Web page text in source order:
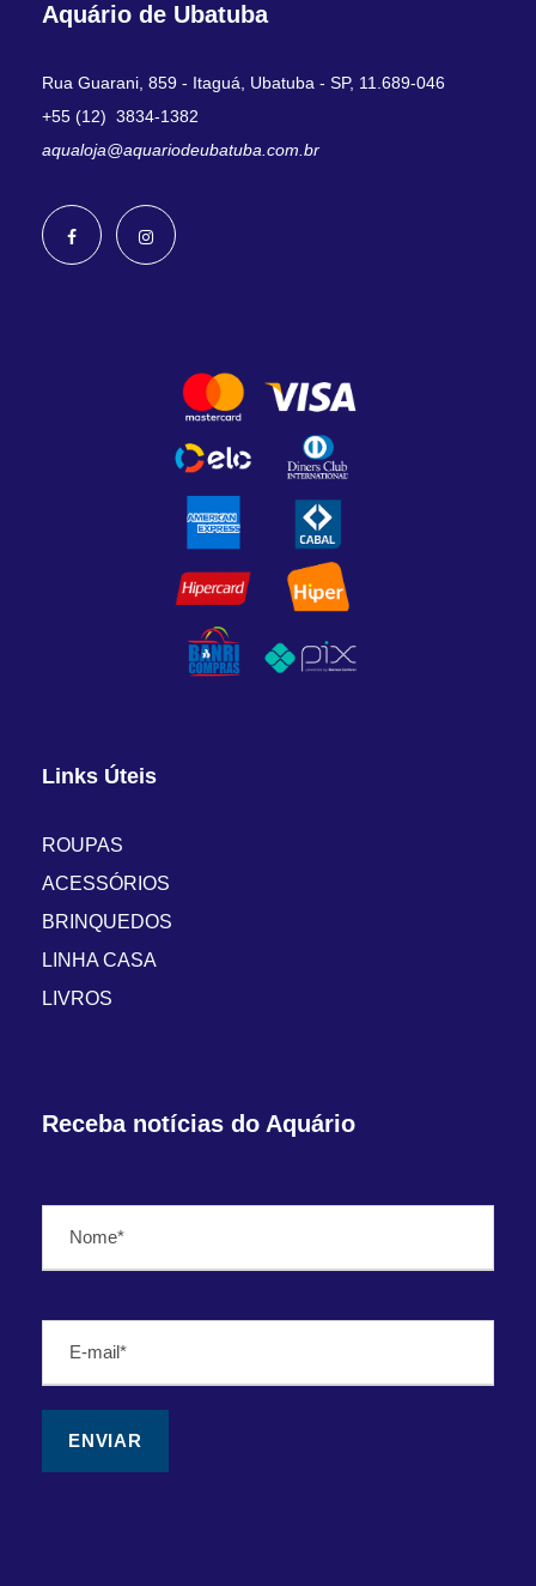
Aquário de Ubatuba
Rua Guarani, 859 - Itaguá, Ubatuba - SP, 11.689-046
+55 (12) 3834-1382
aqualoja@aquariodeubatuba.com.br
Links Úteis
ROUPAS
ACESSÓRIOS
BRINQUEDOS
LINHA CASA
LIVROS
Receba notícias do Aquário